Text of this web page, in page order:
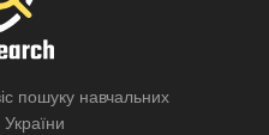
пошуку навчальних
України